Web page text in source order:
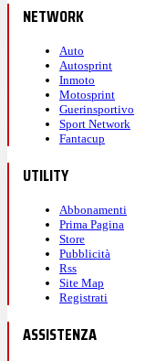
NETWORK
Auto
Autosprint
Inmoto
Motosprint
Guerinsportivo
Sport Network
Fantacup
UTILITY
Abbonamenti
Prima Pagina
Store
Pubblicità
Rss
Site Map
Registrati
ASSISTENZA